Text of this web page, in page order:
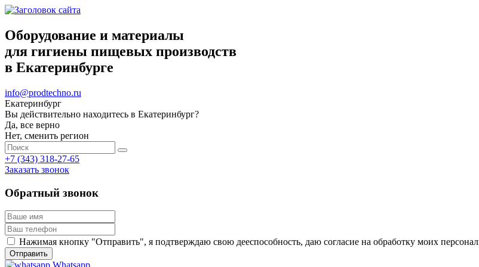
Оборудование и материалы
для гигиены пищевых производств
в Екатеринбурге
info@prodtechno.ru
Екатеринбург
Вы действительно находитесь в Екатеринбург?
Да, все верно
Нет, сменить регион
+7 (343) 318-27-65
Заказать звонок
Обратный звонок
Нажимая кнопку "Отправить", я подтверждаю свою дееспособность, даю согласие на обработку моих